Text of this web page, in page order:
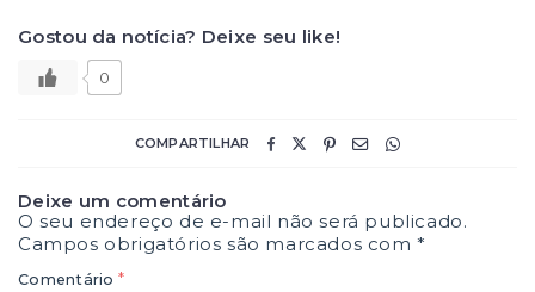
Gostou da notícia? Deixe seu like!
0
COMPARTILHAR
Deixe um comentário
O seu endereço de e-mail não será publicado.
Campos obrigatórios são marcados com*
Comentário *